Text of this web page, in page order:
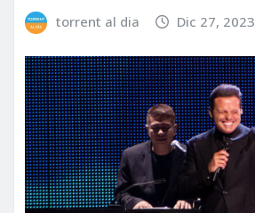
torrent al dia Dic 27, 2023